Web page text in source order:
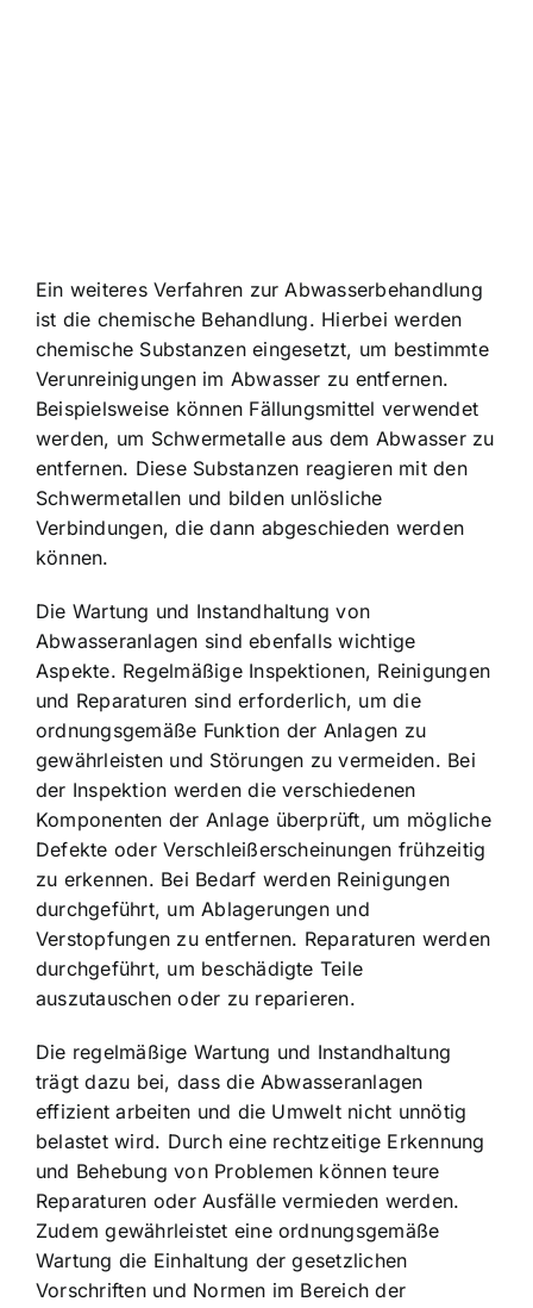
Ein weiteres Verfahren zur Abwasserbehandlung
ist die chemische Behandlung. Hierbei werden
chemische Substanzen eingesetzt, um bestimmte
Verunreinigungen im Abwasser zu entfernen.
Beispielsweise können Fällungsmittel verwendet
werden, um Schwermetalle aus dem Abwasser zu
entfernen. Diese Substanzen reagieren mit den
Schwermetallen und bilden unlösliche
Verbindungen, die dann abgeschieden werden
können.
Die Wartung und Instandhaltung von
Abwasseranlagen sind ebenfalls wichtige
Aspekte. Regelmäßige Inspektionen, Reinigungen
und Reparaturen sind erforderlich, um die
ordnungsgemäße Funktion der Anlagen zu
gewährleisten und Störungen zu vermeiden. Bei
der Inspektion werden die verschiedenen
Komponenten der Anlage überprüft, um mögliche
Defekte oder Verschleißerscheinungen frühzeitig
zu erkennen. Bei Bedarf werden Reinigungen
durchgeführt, um Ablagerungen und
Verstopfungen zu entfernen. Reparaturen werden
durchgeführt, um beschädigte Teile
auszutauschen oder zu reparieren.
Die regelmäßige Wartung und Instandhaltung
trägt dazu bei, dass die Abwasseranlagen
effizient arbeiten und die Umwelt nicht unnötig
belastet wird. Durch eine rechtzeitige Erkennung
und Behebung von Problemen können teure
Reparaturen oder Ausfälle vermieden werden.
Zudem gewährleistet eine ordnungsgemäße
Wartung die Einhaltung der gesetzlichen
Vorschriften und Normen im Bereich der